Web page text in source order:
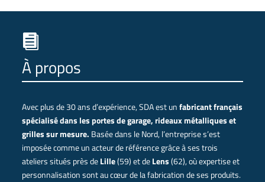

À propos
Avec plus de 30 ans d’expérience, SDA est unfabricant français
spécialisé dans les portes de garage, rideaux métalliques et
grilles sur mesure. Basée dans le Nord, l’entreprise s’est
imposée comme un acteur de référence grâce à ses trois
ateliers situés près deLille(59) et deLens(62), où expertise et
personnalisation sont au cœur de la fabrication de ses produits.